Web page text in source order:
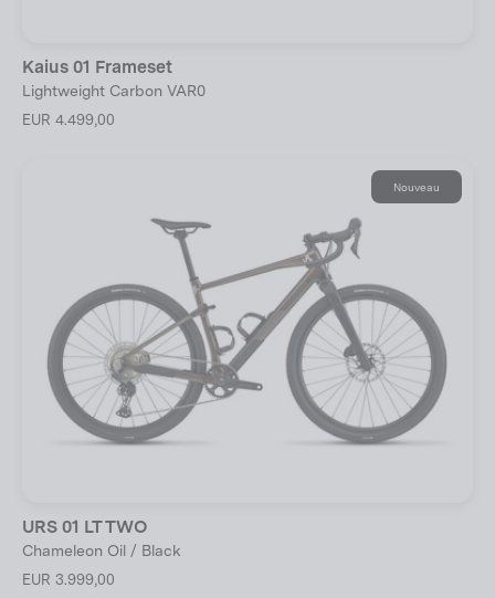
Kaius 01 Frameset
Lightweight Carbon VAR0
EUR 4.499,00
Nouveau
URS 01 LT TWO
Chameleon Oil / Black
EUR 3.999,00